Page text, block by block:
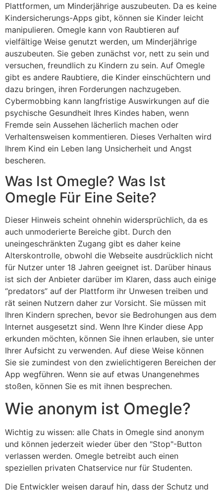
Plattformen, um Minderjährige auszubeuten. Da es keine
Kindersicherungs-Apps gibt, können sie Kinder leicht
manipulieren. Omegle kann von Raubtieren auf
vielfältige Weise genutzt werden, um Minderjährige
auszubeuten. Sie geben zunächst vor, nett zu sein und
versuchen, freundlich zu Kindern zu sein. Auf Omegle
gibt es andere Raubtiere, die Kinder einschüchtern und
dazu bringen, ihren Forderungen nachzugeben.
Cybermobbing kann langfristige Auswirkungen auf die
psychische Gesundheit Ihres Kindes haben, wenn
Fremde sein Aussehen lächerlich machen oder
Verhaltensweisen kommentieren. Dieses Verhalten wird
Ihrem Kind ein Leben lang Unsicherheit und Angst
bescheren.
Was Ist Omegle? Was Ist
Omegle Für Eine Seite?
Dieser Hinweis scheint ohnehin widersprüchlich, da es
auch unmoderierte Bereiche gibt. Durch den
uneingeschränkten Zugang gibt es daher keine
Alterskontrolle, obwohl die Webseite ausdrücklich nicht
für Nutzer unter 18 Jahren geeignet ist. Darüber hinaus
ist sich der Anbieter darüber im Klaren, dass auch einige
“predators” auf der Plattform ihr Unwesen treiben und
rät seinen Nutzern daher zur Vorsicht. Sie müssen mit
Ihren Kindern sprechen, bevor sie Bedrohungen aus dem
Internet ausgesetzt sind. Wenn Ihre Kinder diese App
erkunden möchten, können Sie ihnen erlauben, sie unter
Ihrer Aufsicht zu verwenden. Auf diese Weise können
Sie sie zumindest von den zwielichtigeren Bereichen der
App wegführen. Wenn sie auf etwas Unangenehmes
stoßen, können Sie es mit ihnen besprechen.
Wie anonym ist Omegle?
Wichtig zu wissen: alle Chats in Omegle sind anonym
und können jederzeit wieder über den "Stop"-Button
verlassen werden. Omegle betreibt auch einen
speziellen privaten Chatservice nur für Studenten.
Die Entwickler weisen darauf hin, dass der Schutz und